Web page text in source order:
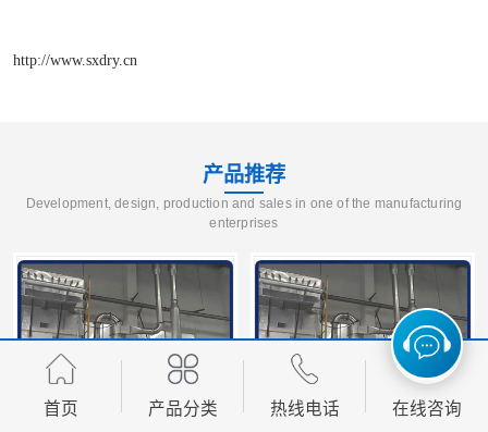
http://www.sxdry.cn
产品推荐
Development, design, production and sales in one of the manufacturing
enterprises
首页 产品分类 热线电话 在线咨询